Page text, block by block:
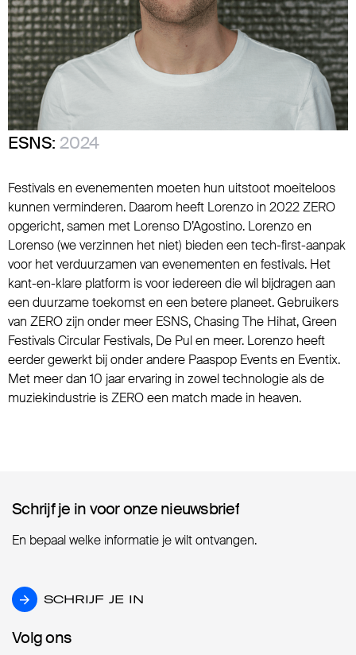
ESNS: 2024
Festivals en evenementen moeten hun uitstoot moeiteloos
kunnen verminderen. Daarom heeft Lorenzo in 2022 ZERO
opgericht, samen met Lorenso D’Agostino. Lorenzo en
Lorenso (we verzinnen het niet) bieden een tech-first-aanpak
voor het verduurzamen van evenementen en festivals. Het
kant-en-klare platform is voor iedereen die wil bijdragen aan
een duurzame toekomst en een betere planeet. Gebruikers
van ZERO zijn onder meer ESNS, Chasing The Hihat, Green
Festivals Circular Festivals, De Pul en meer. Lorenzo heeft
eerder gewerkt bij onder andere Paaspop Events en Eventix.
Met meer dan 10 jaar ervaring in zowel technologie als de
muziekindustrie is ZERO een match made in heaven.
Schrijf je in voor onze nieuwsbrief
Schrijf je in voor onze nieuwsbrief
En bepaal welke informatie je wilt ontvangen.
SCHRIJF JE IN
SCHRIJF JE IN
Volg ons
Volg ons